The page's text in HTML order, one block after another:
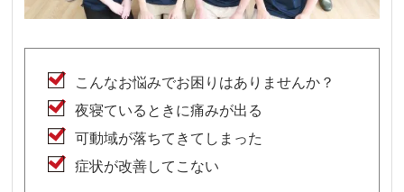
こんなお悩みでお困りはありませんか？
夜寝ているときに痛みが出る
可動域が落ちてきてしまった
症状が改善してこない